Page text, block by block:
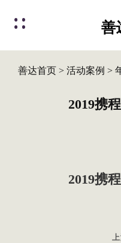
善
善达首页> 活动案例 >
2019携
2019携